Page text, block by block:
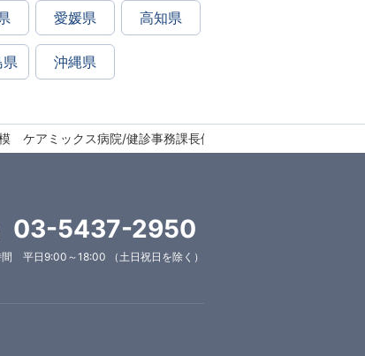
愛媛県 高知県
県 沖縄県
ケアミックス病院/健診事務課長候補
03-5437-2950
平日9:00～18:00 （土日祝日を除く）